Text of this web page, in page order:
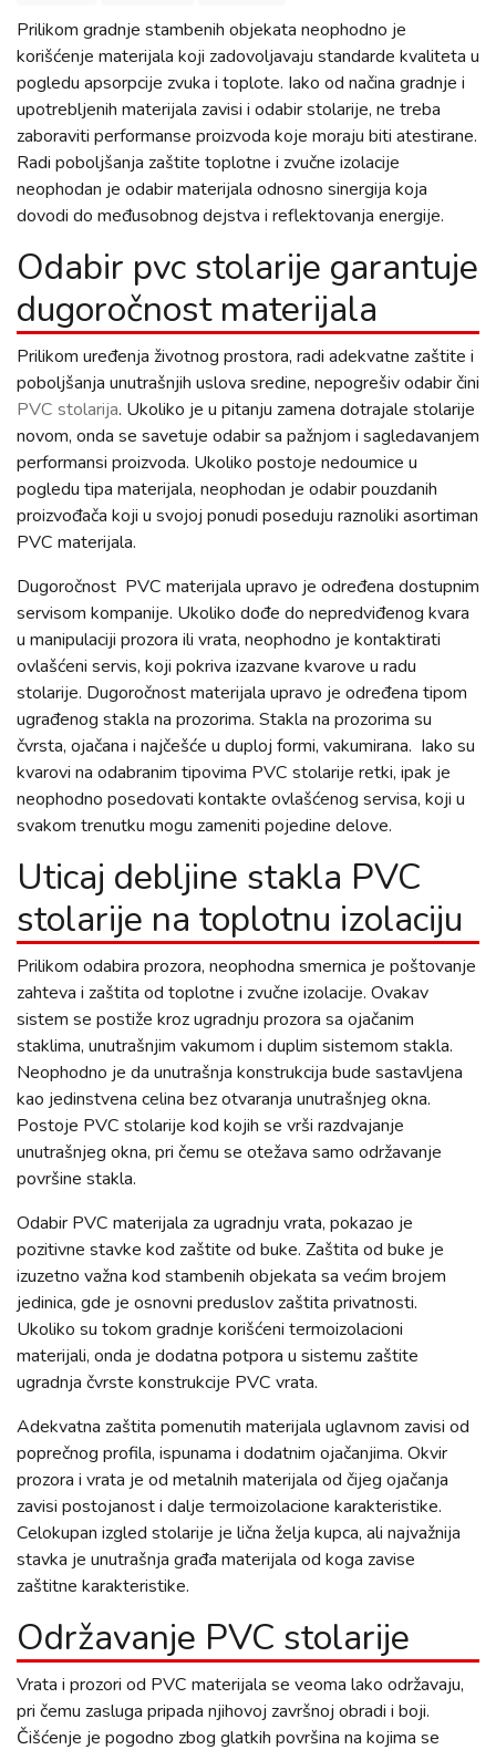
Prilikom gradnje stambenih objekata neophodno je
korišćenje materijala koji zadovoljavaju standarde kvaliteta u
pogledu apsorpcije zvuka i toplote. Iako od načina gradnje i
upotrebljenih materijala zavisi i odabir stolarije, ne treba
zaboraviti performanse proizvoda koje moraju biti atestirane.
Radi poboljšanja zaštite toplotne i zvučne izolacije
neophodan je odabir materijala odnosno sinergija koja
dovodi do međusobnog dejstva i reflektovanja energije.
Odabir pvc stolarije garantuje
dugoročnost materijala
Prilikom uređenja životnog prostora, radi adekvatne zaštite i
poboljšanja unutrašnjih uslova sredine, nepogrešiv odabir čini
PVC stolarija. Ukoliko je u pitanju zamena dotrajale stolarije
novom, onda se savetuje odabir sa pažnjom i sagledavanjem
performansi proizvoda. Ukoliko postoje nedoumice u
pogledu tipa materijala, neophodan je odabir pouzdanih
proizvođača koji u svojoj ponudi poseduju raznoliki asortiman
PVC materijala.
Dugoročnost PVC materijala upravo je određena dostupnim
servisom kompanije. Ukoliko dođe do nepredviđenog kvara
u manipulaciji prozora ili vrata, neophodno je kontaktirati
ovlašćeni servis, koji pokriva izazvane kvarove u radu
stolarije. Dugoročnost materijala upravo je određena tipom
ugrađenog stakla na prozorima. Stakla na prozorima su
čvrsta, ojačana i najčešće u duploj formi, vakumirana. Iako su
kvarovi na odabranim tipovima PVC stolarije retki, ipak je
neophodno posedovati kontakte ovlašćenog servisa, koji u
svakom trenutku mogu zameniti pojedine delove.
Uticaj debljine stakla PVC
stolarije na toplotnu izolaciju
Prilikom odabira prozora, neophodna smernica je poštovanje
zahteva i zaštita od toplotne i zvučne izolacije. Ovakav
sistem se postiže kroz ugradnju prozora sa ojačanim
staklima, unutrašnjim vakumom i duplim sistemom stakla.
Neophodno je da unutrašnja konstrukcija bude sastavljena
kao jedinstvena celina bez otvaranja unutrašnjeg okna.
Postoje PVC stolarije kod kojih se vrši razdvajanje
unutrašnjeg okna, pri čemu se otežava samo održavanje
površine stakla.
Odabir PVC materijala za ugradnju vrata, pokazao je
pozitivne stavke kod zaštite od buke. Zaštita od buke je
izuzetno važna kod stambenih objekata sa većim brojem
jedinica, gde je osnovni preduslov zaštita privatnosti.
Ukoliko su tokom gradnje korišćeni termoizolacioni
materijali, onda je dodatna potpora u sistemu zaštite
ugradnja čvrste konstrukcije PVC vrata.
Adekvatna zaštita pomenutih materijala uglavnom zavisi od
poprečnog profila, ispunama i dodatnim ojačanjima. Okvir
prozora i vrata je od metalnih materijala od čijeg ojačanja
zavisi postojanost i dalje termoizolacione karakteristike.
Celokupan izgled stolarije je lična želja kupca, ali najvažnija
stavka je unutrašnja građa materijala od koga zavise
zaštitne karakteristike.
Održavanje PVC stolarije
Vrata i prozori od PVC materijala se veoma lako održavaju,
pri čemu zasluga pripada njihovoj završnoj obradi i boji.
Čišćenje je pogodno zbog glatkih površina na kojima se